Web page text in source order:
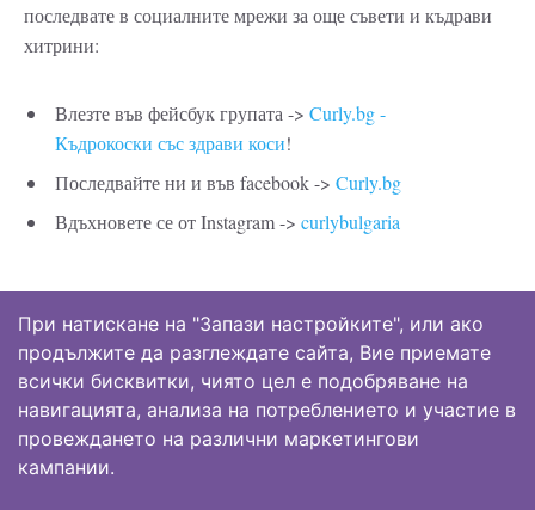
последвате в социалните мрежи за още съвети и къдрави
хитрини:
Влезте във фейсбук групата -> Curly.bg -
Къдрокоски със здрави коси!
Последвайте ни и във facebook -> Curly.bg
Вдъхновете се от Instagram -> curlybulgaria
Начало
Магазин
Фейсбук Група
При натискане на "Запази настройките", или ако
продължите да разглеждате сайта, Вие приемате
всички бисквитки, чиято цел е подобряване на
навигацията, анализа на потреблението и участие в
провеждането на различни маркетингови
кампании.